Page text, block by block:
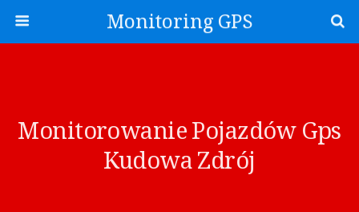
Monitoring GPS
Monitorowanie Pojazdów Gps
Kudowa Zdrój